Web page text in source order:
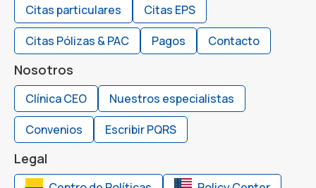
Citas particulares
Citas EPS
Citas Pólizas & PAC
Pagos Contacto
Nosotros
Clínica CEO
Nuestros especialistas
Convenios
Escribir PQRS
Legal